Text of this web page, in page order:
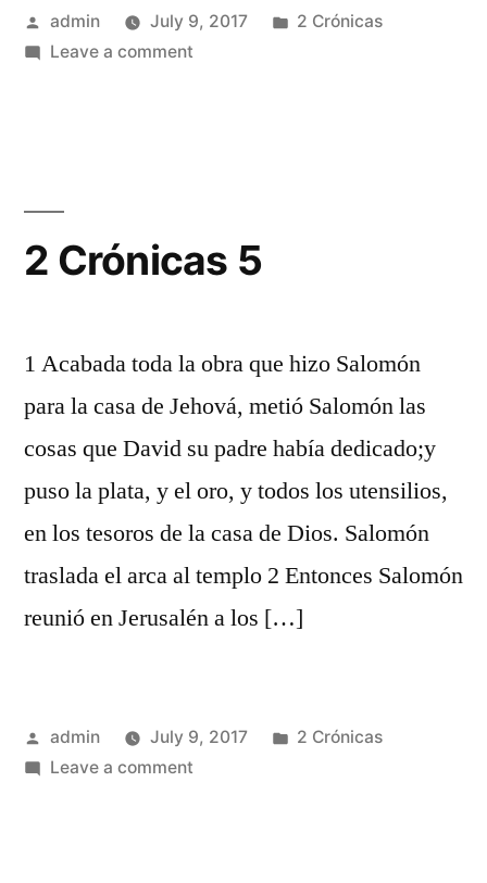
Posted
by
admin July 9, 2017
Posted
2 Crónicas
Leave a commenton
2 Crónicas 5
1 Acabada toda la obra que hizo Salomón
para la casa de Jehová, metió Salomón las
cosas que David su padre había dedicado;y
puso la plata, y el oro, y todos los utensilios,
en los tesoros de la casa de Dios. Salomón
traslada el arca al templo 2 Entonces Salomón
reunió en Jerusalén a los […]
Posted
by
admin July 9, 2017
Posted
2 Crónicas
Leave a commenton